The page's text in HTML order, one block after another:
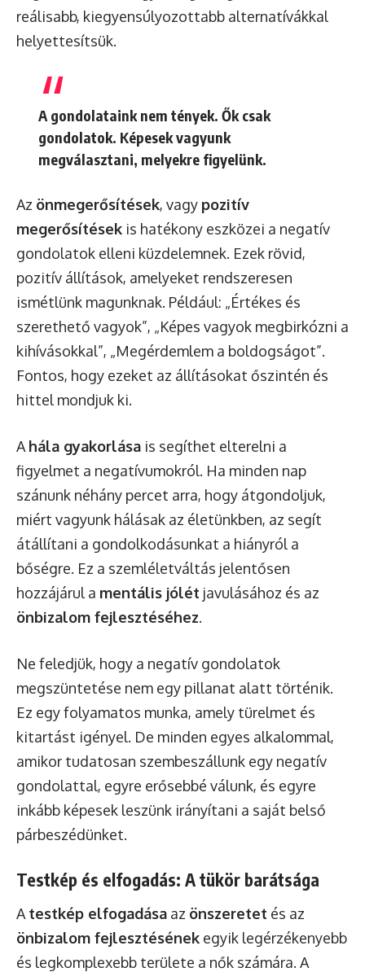
reálisabb, kiegyensúlyozottabb alternatívákkal
helyettesítsük.
A gondolataink nem tények. Ők csak
gondolatok. Képesek vagyunk
megválasztani, melyekre figyelünk.
Az önmegerősítések, vagy pozitív
megerősítések is hatékony eszközei a negatív
gondolatok elleni küzdelemnek. Ezek rövid,
pozitív állítások, amelyeket rendszeresen
ismétlünk magunknak. Például: „Értékes és
szerethető vagyok”, „Képes vagyok megbirkózni a
kihívásokkal”, „Megérdemlem a boldogságot”.
Fontos, hogy ezeket az állításokat őszintén és
hittel mondjuk ki.
A hála gyakorlása is segíthet elterelni a
figyelmet a negatívumokról. Ha minden nap
szánunk néhány percet arra, hogy átgondoljuk,
miért vagyunk hálásak az életünkben, az segít
átállítani a gondolkodásunkat a hiányról a
bőségre. Ez a szemléletváltás jelentősen
hozzájárul a mentális jólét javulásához és az
önbizalom fejlesztéséhez.
Ne feledjük, hogy a negatív gondolatok
megszüntetése nem egy pillanat alatt történik.
Ez egy folyamatos munka, amely türelmet és
kitartást igényel. De minden egyes alkalommal,
amikor tudatosan szembeszállunk egy negatív
gondolattal, egyre erősebbé válunk, és egyre
inkább képesek leszünk irányítani a saját belső
párbeszédünket.
Testkép és elfogadás: A tükör barátsága
A testkép elfogadása az önszeretet és az
önbizalom fejlesztésének egyik legérzékenyebb
és legkomplexebb területe a nők számára. A